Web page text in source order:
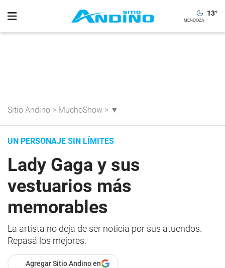
13°
Sitio Andino > MuchoShow > ▼
UN PERSONAJE SIN LÍMITES
Lady Gaga y sus
vestuarios más
memorables
La artista no deja de ser noticia por sus atuendos.
Repasá los mejores.
Agregar Sitio Andino en